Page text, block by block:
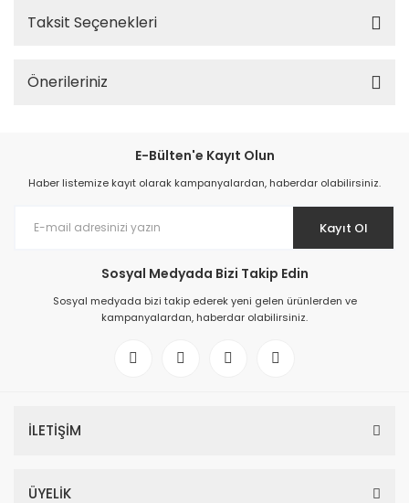
Taksit Seçenekleri
Önerileriniz
E-Bülten'e Kayıt Olun
Haber listemize kayıt olarak kampanyalardan, haberdar olabilirsiniz.
Kayıt Ol
Sosyal Medyada Bizi Takip Edin
Sosyal medyada bizi takip ederek yeni gelen ürünlerden ve
kampanyalardan, haberdar olabilirsiniz.
İLETİŞİM
ÜYELİK